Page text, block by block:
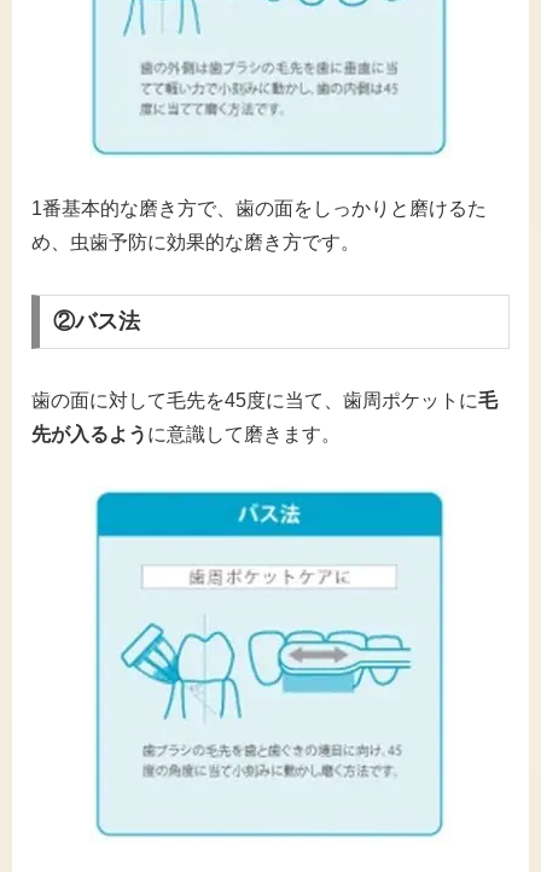
1番基本的な磨き方で、歯の面をしっかりと磨けるた
め、虫歯予防に効果的な磨き方です。
②バス法
歯の面に対して毛先を45度に当て、歯周ポケットに毛
先が入るよう に意識して磨きます。